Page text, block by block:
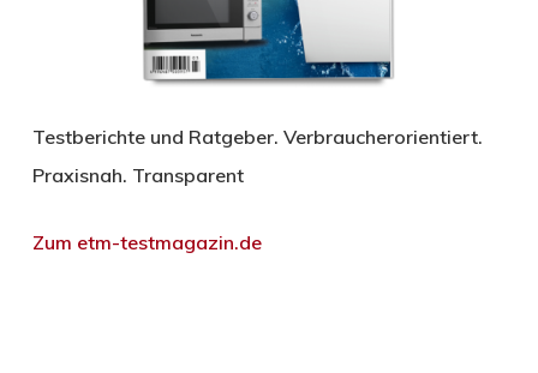
Testberichte und Ratgeber. Verbraucherorientiert.
Praxisnah. Transparent
Zum etm-testmagazin.de